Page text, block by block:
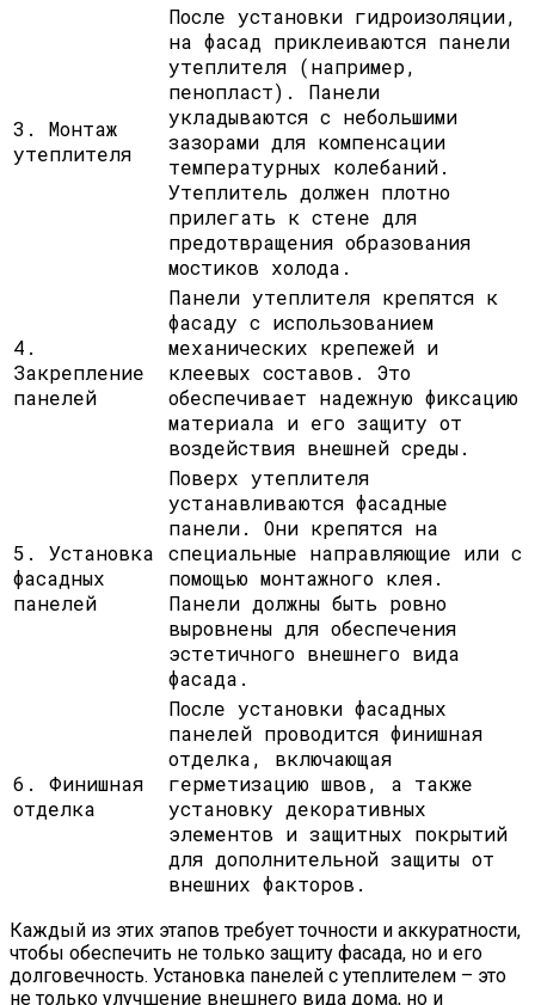
3. Монтаж
утеплителя
После установки гидроизоляции,
на фасад приклеиваются панели
утеплителя (например,
пенопласт). Панели
укладываются с небольшими
зазорами для компенсации
температурных колебаний.
Утеплитель должен плотно
прилегать к стене для
предотвращения образования
мостиков холода.
4.
Закрепление
панелей
Панели утеплителя крепятся к
фасаду с использованием
механических крепежей и
клеевых составов. Это
обеспечивает надежную фиксацию
материала и его защиту от
воздействия внешней среды.
5. Установка
фасадных
панелей
Поверх утеплителя
устанавливаются фасадные
панели. Они крепятся на
специальные направляющие или с
помощью монтажного клея.
Панели должны быть ровно
выровнены для обеспечения
эстетичного внешнего вида
фасада.
6. Финишная
отделка
После установки фасадных
панелей проводится финишная
отделка, включающая
герметизацию швов, а также
установку декоративных
элементов и защитных покрытий
для дополнительной защиты от
внешних факторов.
Каждый из этих этапов требует точности и аккуратности,
чтобы обеспечить не только защиту фасада, но и его
долговечность. Установка панелей с утеплителем – это
не только улучшение внешнего вида дома, но и